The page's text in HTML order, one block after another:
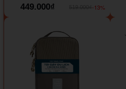
449.000₫
-13%